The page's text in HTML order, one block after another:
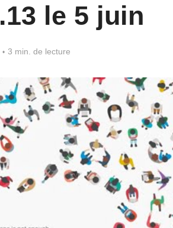
le 5 juin
3 min. de lecture